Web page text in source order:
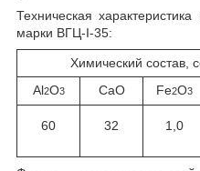
Техническая
марки ВГЦ-I-35:
Химический состав,
Al2O3 CaO Fe2O3
60 32 1,0